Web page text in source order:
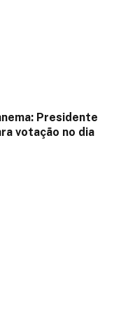
Presidente
votação no dia